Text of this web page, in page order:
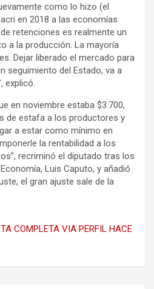
como lo hizo (el
en 2018 a las economías
retenciones es realmente un
a la producción. La mayoría
Dejar liberado el mercado para
seguimiento del Estado, va a
explicó.
en noviembre estaba $3.700,
de estafa a los productores y
a estar como mínimo en
la rentabilidad a los
recriminó el diputado tras los
Luis Caputo, y añadió
el gran ajuste sale de la
COMPLETA VIA PERFIL HACE